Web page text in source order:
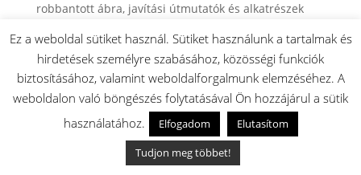
robbantott ábra, javítási útmutatók és alkatrészek
Gorenje GI642E90X beépíthető mosogatógép (ART
No:20011937)- robbantott ábra, házi javítási
útmutatók, és alkatrészek
► Gorenje kenyérsütő gépek robbantott ábrái,
alkatrész keresési listák
► Beépíthető gáz főzőlapok műszaki rajzai,
használati útmutatói és alkatrész keresési listái
Ez a weboldal sütiket használ. Sütiket használunk a tartalmak és
hirdetések személyre szabásához, közösségi funkciók
biztosításához, valamint weboldalforgalmunk elemzéséhez. A
weboldalon való böngészés folytatásával Ön hozzájárul a sütik
használatához.
Elfogadom
Elutasítom
Tudjon meg többet!